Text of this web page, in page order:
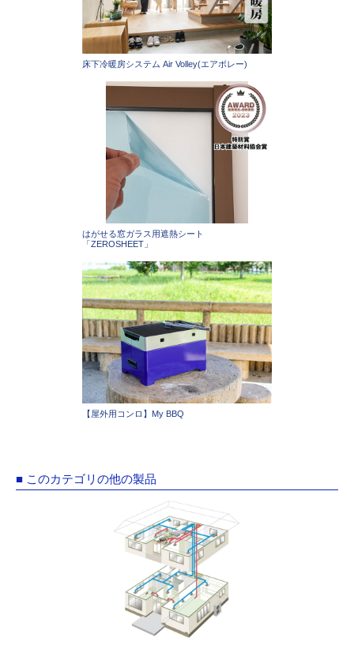
床下冷暖房システム Air Volley(エアボレー)
はがせる窓ガラス用遮熱シート
「ZEROSHEET」
【屋外用コンロ】My BBQ
■ このカテゴリの他の製品